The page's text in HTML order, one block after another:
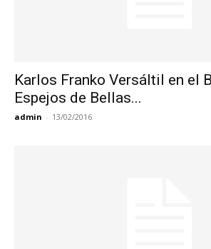
Karlos Franko Versáltil en el
Espejos de Bellas...
admin - 13/02/2016